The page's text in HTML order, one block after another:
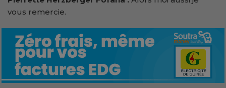
vous remercie.